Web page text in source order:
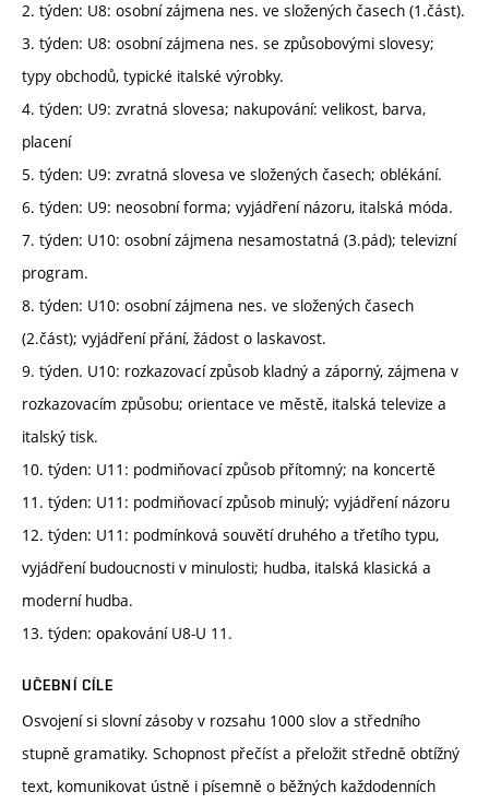
2. týden: U8: osobní zájmena nes. ve složených časech (1.část).
3. týden: U8: osobní zájmena nes. se způsobovými slovesy;
typy obchodů, typické italské výrobky.
4. týden: U9: zvratná slovesa; nakupování: velikost, barva,
placení
5. týden: U9: zvratná slovesa ve složených časech; oblékání.
6. týden: U9: neosobní forma; vyjádření názoru, italská móda.
7. týden: U10: osobní zájmena nesamostatná (3.pád); televizní
program.
8. týden: U10: osobní zájmena nes. ve složených časech
(2.část); vyjádření přání, žádost o laskavost.
9. týden. U10: rozkazovací způsob kladný a záporný, zájmena v
rozkazovacím způsobu; orientace ve městě, italská televize a
italský tisk.
10. týden: U11: podmiňovací způsob přítomný; na koncertě
11. týden: U11: podmiňovací způsob minulý; vyjádření názoru
12. týden: U11: podmínková souvětí druhého a třetího typu,
vyjádření budoucnosti v minulosti; hudba, italská klasická a
moderní hudba.
13. týden: opakování U8-U 11.
UČEBNÍ CÍLE
Osvojení si slovní zásoby v rozsahu 1000 slov a středního
stupně gramatiky. Schopnost přečíst a přeložit středně obtížný
text, komunikovat ústně i písemně o běžných každodenních